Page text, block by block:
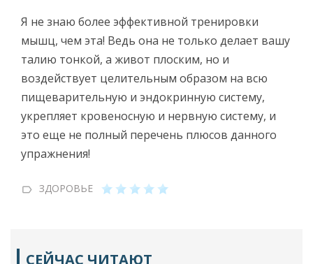
Я не знаю более эффективной тренировки
мышц, чем эта! Ведь она не только делает вашу
талию тонкой, а живот плоским, но и
воздействует целительным образом на всю
пищеварительную и эндокринную систему,
укрепляет кровеносную и нервную систему, и
это еще не полный перечень плюсов данного
упражнения!
ЗДОРОВЬЕ
СЕЙЧАС ЧИТАЮТ